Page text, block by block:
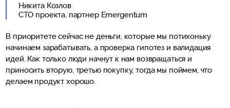
Никита Козлов
CTO проекта, партнер Emergentum
В приоритете сейчас не деньги, которые мы потихоньку
начинаем зарабатывать, а проверка гипотез и валидация
идей. Как только люди начнут к нам возвращаться и
приносить вторую, третью покупку, тогда мы поймем, что
делаем продукт хорошо.